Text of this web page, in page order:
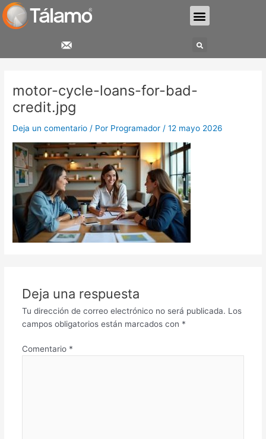
al
contenido
Menu
Search
motor-cycle-loans-for-bad-
credit.jpg
Deja un comentario / Por Programador /12 mayo 2026
Deja una respuesta
Tu dirección de correo electrónico no será publicada. Los
campos obligatorios están marcados con *
Comentario *